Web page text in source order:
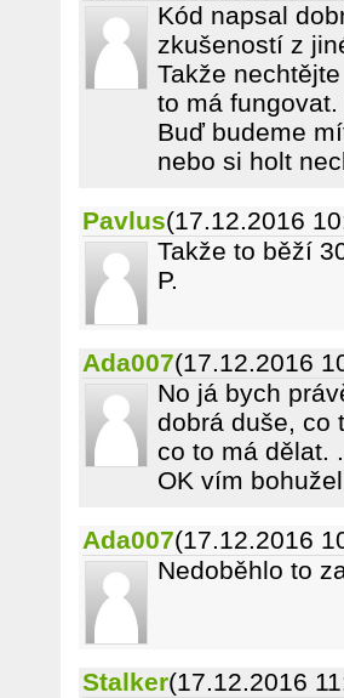
Kód napsal
zkušeností z
Takže
to má
Buď budeme
nebo si holt
Pavlus(17.12.2016
Takže to běží
P.
Ada007(17.12.2016
No já bych
dobrá duše, co
co to má dělat.
OK vím
Ada007(17.12.2016
Nedoběhlo to
Stalker(17.12.2016